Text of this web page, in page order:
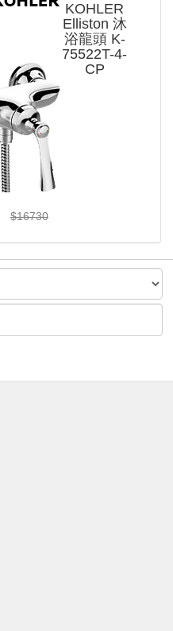
KOHLER
Elliston 沐
浴龍頭 K-
75522T-4-
CP
$16730